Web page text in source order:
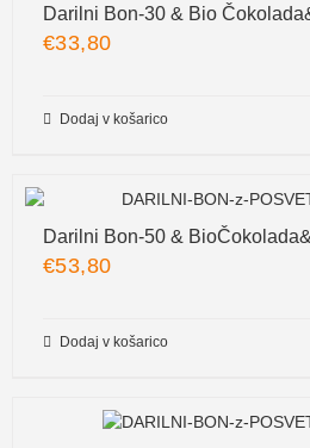
Darilni Bon-30 & Bio
€33,80
Dodaj v košarico
Darilni Bon-50 &
€53,80
Dodaj v košarico